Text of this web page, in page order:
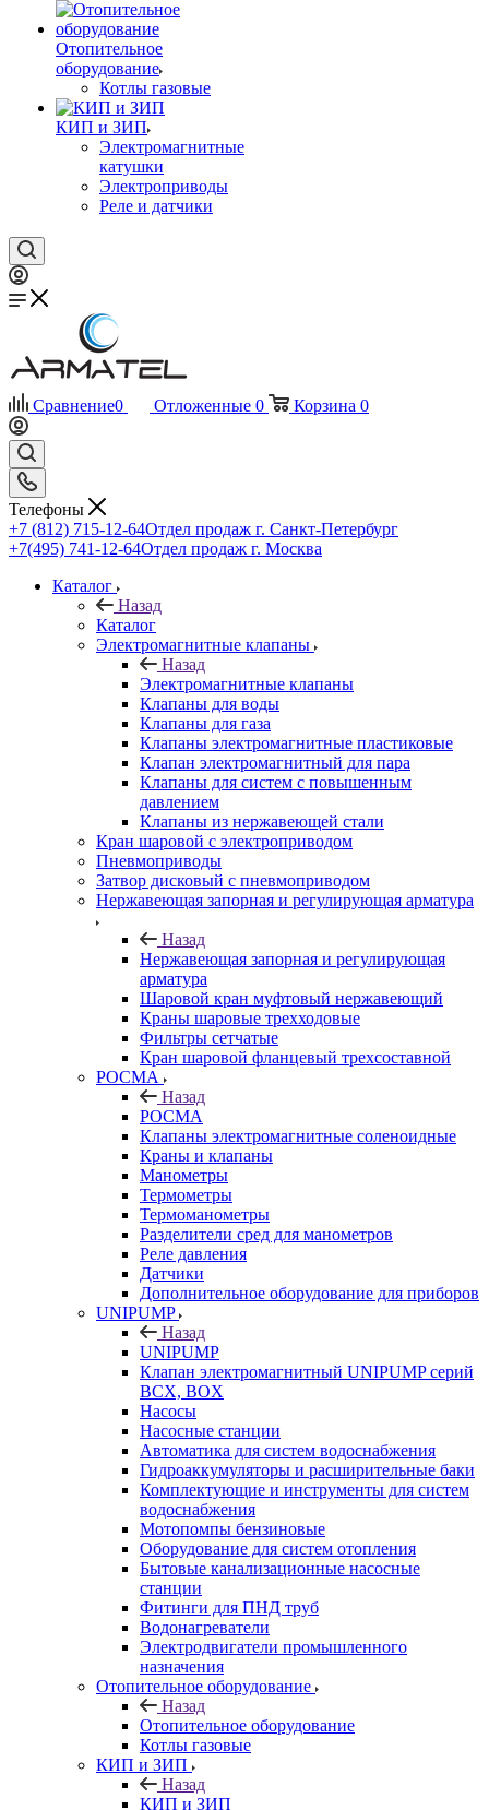
Отопительное
оборудование
Котлы газовые
КИП и ЗИП
Электромагнитные
катушки
Электроприводы
Реле и датчики
Сравнение0 Отложенные 0 Корзина 0
Телефоны
+7 (812) 715-12-64Отдел продаж г. Санкт-Петербург
+7(495) 741-12-64Отдел продаж г. Москва
Каталог
Назад
Каталог
Электромагнитные клапаны
Назад
Электромагнитные клапаны
Клапаны для воды
Клапаны для газа
Клапаны электромагнитные пластиковые
Клапан электромагнитный для пара
Клапаны для систем с повышенным
давлением
Клапаны из нержавеющей стали
Кран шаровой с электроприводом
Пневмоприводы
Затвор дисковый с пневмоприводом
Нержавеющая запорная и регулирующая арматура
Назад
Нержавеющая запорная и регулирующая
арматура
Шаровой кран муфтовый нержавеющий
Краны шаровые трехходовые
Фильтры сетчатые
Кран шаровой фланцевый трехсоставной
РОСМА
Назад
РОСМА
Клапаны электромагнитные соленоидные
Краны и клапаны
Манометры
Термометры
Термоманометры
Разделители сред для манометров
Реле давления
Датчики
Дополнительное оборудование для приборов
UNIPUMP
Назад
UNIPUMP
Клапан электромагнитный UNIPUMP серий
BCX, BOX
Насосы
Насосные станции
Автоматика для систем водоснабжения
Гидроаккумуляторы и расширительные баки
Комплектующие и инструменты для систем
водоснабжения
Мотопомпы бензиновые
Оборудование для систем отопления
Бытовые канализационные насосные
станции
Фитинги для ПНД труб
Водонагреватели
Электродвигатели промышленного
назначения
Отопительное оборудование
Назад
Отопительное оборудование
Котлы газовые
КИП и ЗИП
Назад
КИП и ЗИП